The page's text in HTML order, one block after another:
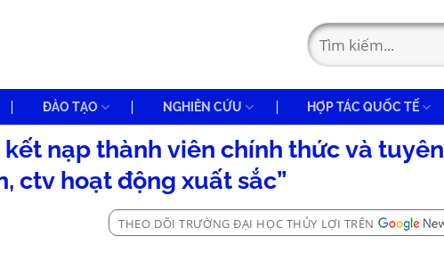
ĐÀO TẠO NGHIÊN CỨU HỢP TÁC QUỐC TẾ
nạp thành viên chính thức và tuyên
ctv hoạt động xuất sắc”
THEO DÕI TRƯỜNG ĐẠI HỌC THỦY LỢI TRÊN